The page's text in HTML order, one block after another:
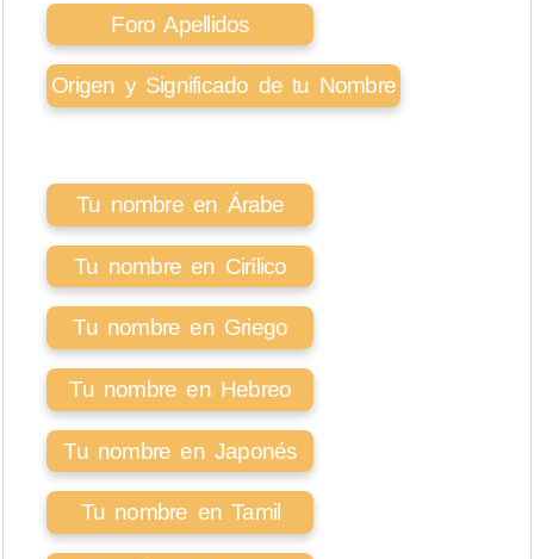
Foro Apellidos
Origen y Significado de tu Nombre
Tu nombre en Árabe
Tu nombre en Cirílico
Tu nombre en Griego
Tu nombre en Hebreo
Tu nombre en Japonés
Tu nombre en Tamil